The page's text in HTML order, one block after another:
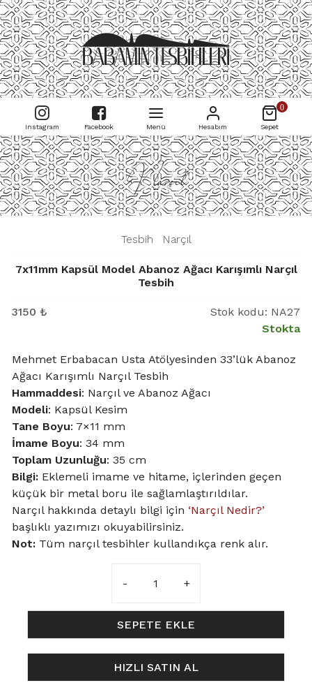
Instagram Facebook Menü Hesabım
0
Sepet
Narçıl
Tesbih Narçıl|
7x11mm Kapsül Model Abanoz Ağacı Karışımlı Narçıl
Tesbih
3150 ₺ Stok kodu: NA27
Stokta
Mehmet Erbabacan Usta Atölyesinden 33’lük Abanoz
Ağacı Karışımlı Narçıl Tesbih
Hammaddesi: Narçıl ve Abanoz Ağacı
Modeli: Kapsül Kesim
Tane Boyu: 7×11 mm
İmame Boyu: 34 mm
Toplam Uzunluğu: 35 cm
Bilgi: Eklemeli imame ve hitame, içlerinden geçen
küçük bir metal boru ile sağlamlaştırıldılar.
Narçıl hakkında detaylı bilgi için ‘Narçıl Nedir?’
başlıklı yazımızı okuyabilirsiniz.
Not: Tüm narçıl tesbihler kullandıkça renk alır.
Kapsül
Abanoz
Ağacı
Karışımlı
Narçıl
SEPETE EKLE
HIZLI SATIN AL